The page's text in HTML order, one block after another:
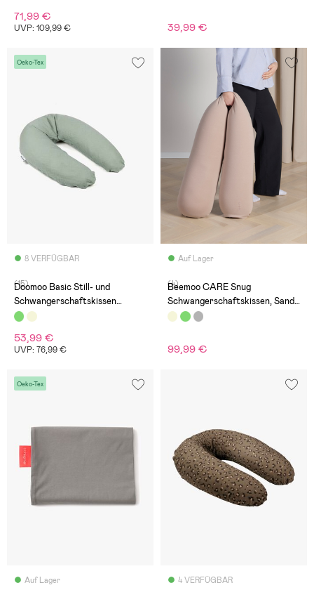
71,99 €
UVP: 109,99 € 39,99 €
Oeko-Tex
8 VERFÜGBAR
(15)
Doomoo Basic Still- und
Schwangerschaftskissen
Musselin, Grün
53,99 €
UVP: 76,99 €
Auf Lager
(4)
Beemoo CARE Snug
Schwangerschaftskissen, Sand
Beige
99,99 €
Oeko-Tex
Auf Lager 4 VERFÜGBAR